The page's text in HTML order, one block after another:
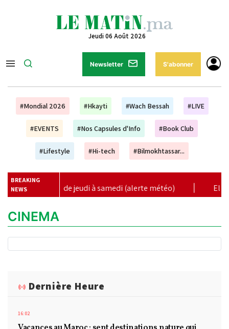
Jeudi 06 Août 2026
Newsletter S'abonner
#Mondial 2026 #Hkayti #Wach Bessah #LIVE
#EVENTS #Nos Capsules d'Info #Book Club
#Lifestyle #Hi-tech #Bilmokhtassar...
BREAKING
NEWSde jeudi à samedi (alerte météo) | El Niño
CINEMA
Dernière Heure
16:02